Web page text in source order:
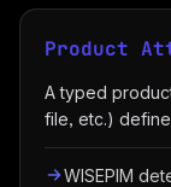
Product
A typed
file, etc.)
WISEPIM